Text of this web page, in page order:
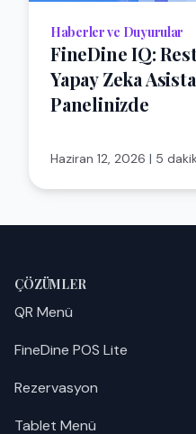
Haberler ve Duyurular
FineDine IQ:
Yapay Zeka
Panelinizde
Haziran 12, 2026 | 5
ÇÖZÜMLER
QR Menü
FineDine POS Lite
Rezervasyon
Tablet Menü